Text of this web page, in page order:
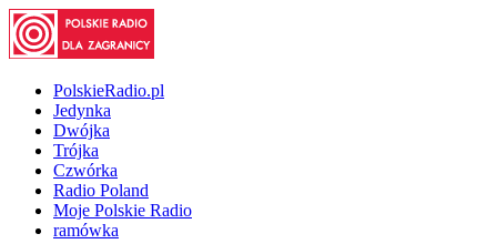
PolskieRadio.pl
Jedynka
Dwójka
Trójka
Czwórka
Radio Poland
Moje Polskie Radio
ramówka